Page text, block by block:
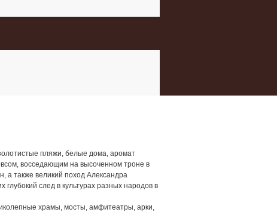
пляжи, белые дома, аромат
восседающим на высоченном троне в
а также великий поход Александра
след в культурах разных народов в
храмы, мосты, амфитеатры, арки,